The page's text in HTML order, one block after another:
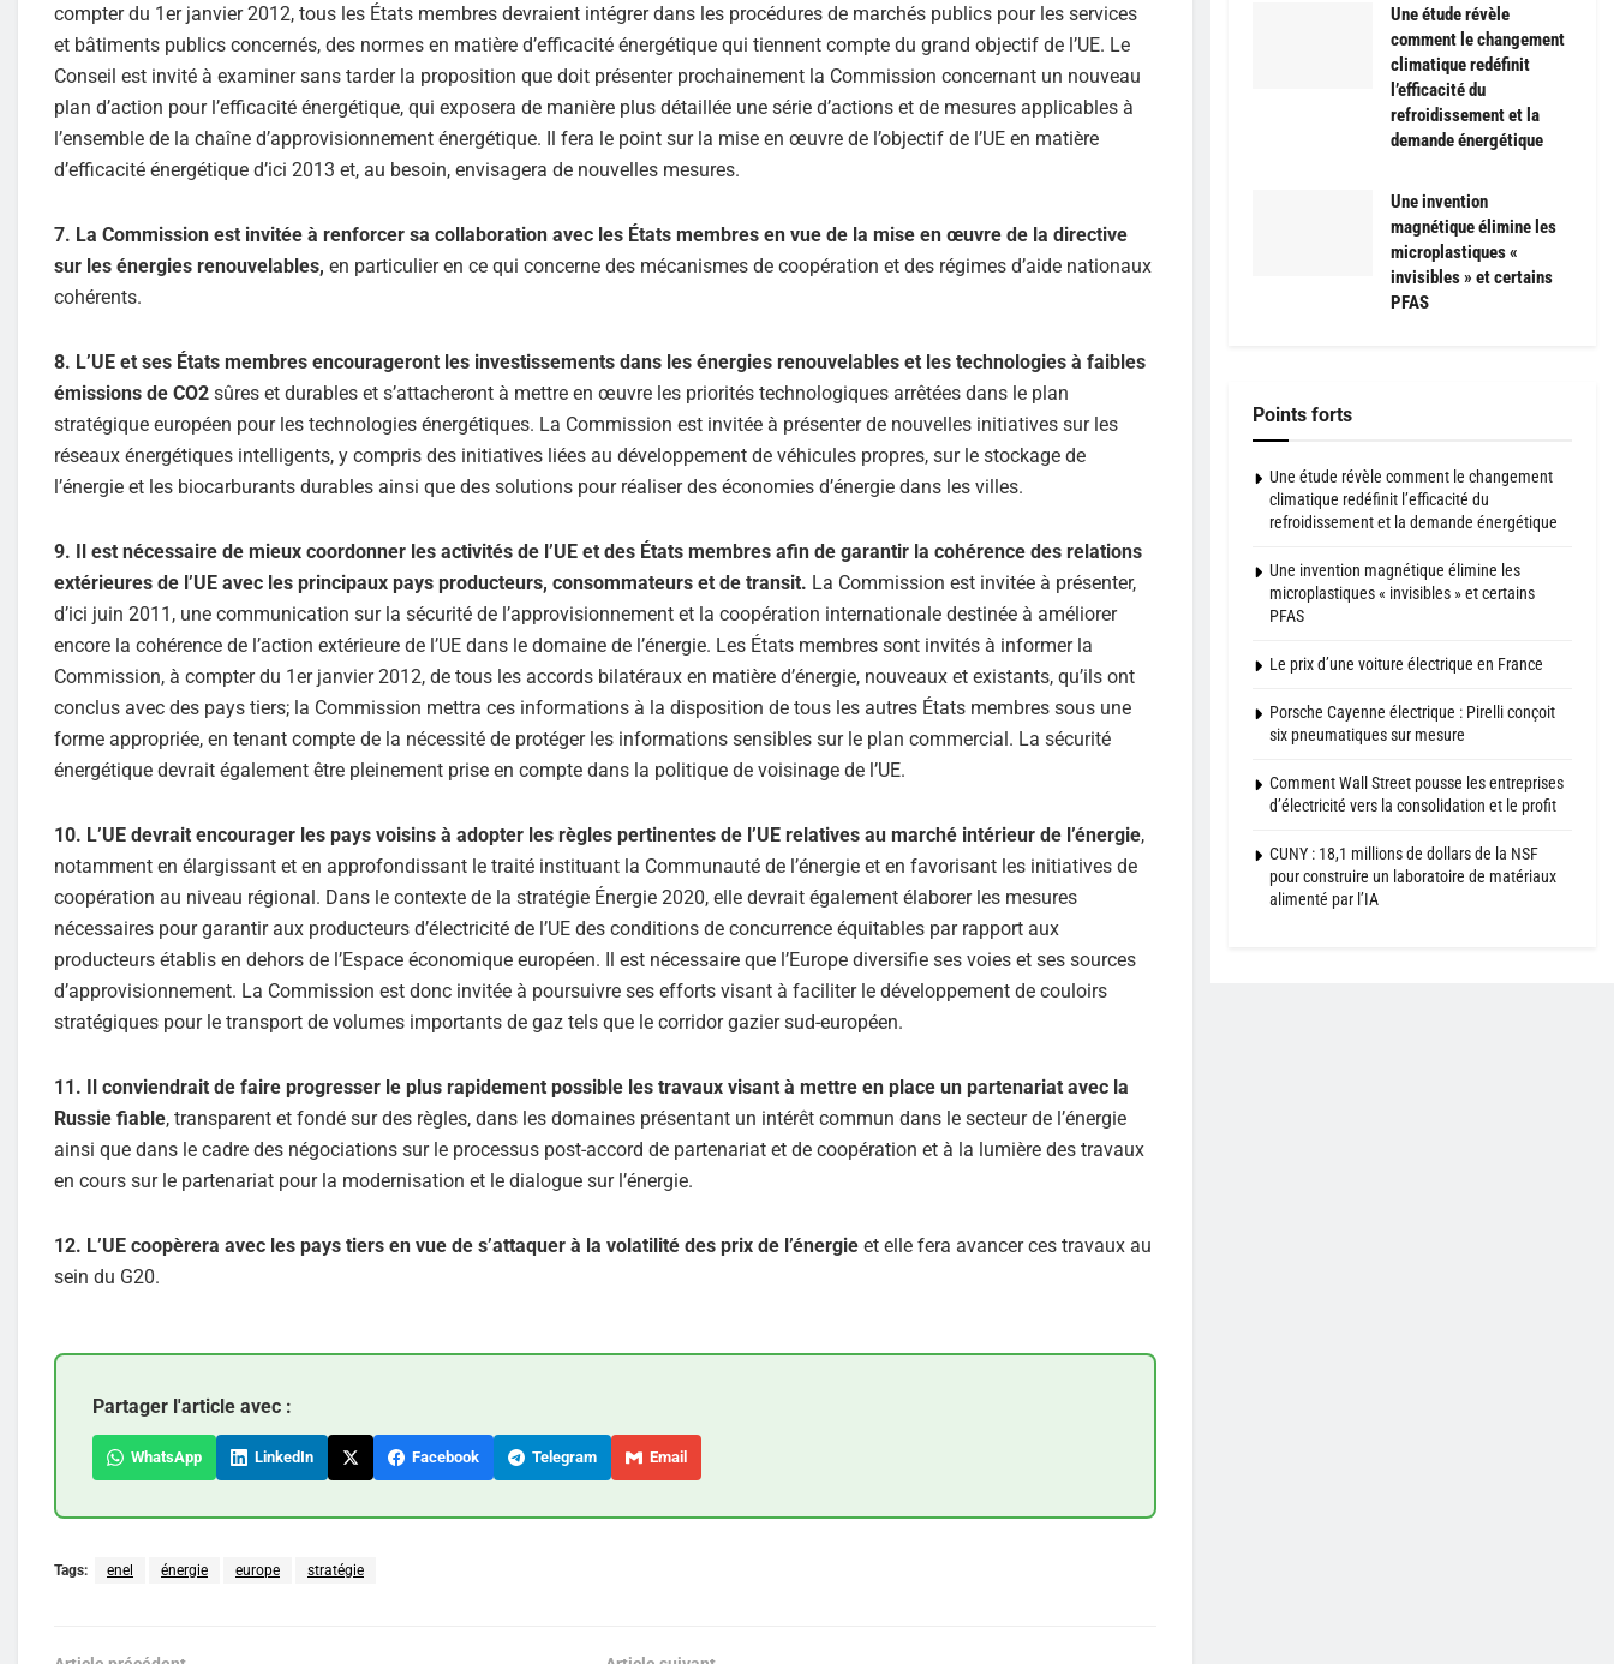
compter du 1er janvier 2012, tous les États membres devraient intégrer dans les procédures de marchés publics pour les services
et bâtiments publics concernés, des normes en matière d’efficacité énergétique qui tiennent compte du grand objectif de l’UE. Le
Conseil est invité à examiner sans tarder la proposition que doit présenter prochainement la Commission concernant un nouveau
plan d’action pour l’efficacité énergétique, qui exposera de manière plus détaillée une série d’actions et de mesures applicables à
l’ensemble de la chaîne d’approvisionnement énergétique. Il fera le point sur la mise en œuvre de l’objectif de l’UE en matière
d’efficacité énergétique d’ici 2013 et, au besoin, envisagera de nouvelles mesures.
7. La Commission est invitée à renforcer sa collaboration avec les États membres en vue de la mise en œuvre de la directive
sur les énergies renouvelables, en particulier en ce qui concerne des mécanismes de coopération et des régimes d’aide nationaux
cohérents.
8. L’UE et ses États membres encourageront les investissements dans les énergies renouvelables et les technologies à faibles
émissions de CO2 sûres et durables et s’attacheront à mettre en œuvre les priorités technologiques arrêtées dans le plan
stratégique européen pour les technologies énergétiques. La Commission est invitée à présenter de nouvelles initiatives sur les
réseaux énergétiques intelligents, y compris des initiatives liées au développement de véhicules propres, sur le stockage de
l’énergie et les biocarburants durables ainsi que des solutions pour réaliser des économies d’énergie dans les villes.
9. Il est nécessaire de mieux coordonner les activités de l’UE et des États membres afin de garantir la cohérence des relations
extérieures de l’UE avec les principaux pays producteurs, consommateurs et de transit. La Commission est invitée à présenter,
d’ici juin 2011, une communication sur la sécurité de l’approvisionnement et la coopération internationale destinée à améliorer
encore la cohérence de l’action extérieure de l’UE dans le domaine de l’énergie. Les États membres sont invités à informer la
Commission, à compter du 1er janvier 2012, de tous les accords bilatéraux en matière d’énergie, nouveaux et existants, qu’ils ont
conclus avec des pays tiers; la Commission mettra ces informations à la disposition de tous les autres États membres sous une
forme appropriée, en tenant compte de la nécessité de protéger les informations sensibles sur le plan commercial. La sécurité
énergétique devrait également être pleinement prise en compte dans la politique de voisinage de l’UE.
10. L’UE devrait encourager les pays voisins à adopter les règles pertinentes de l’UE relatives au marché intérieur de l’énergie,
notamment en élargissant et en approfondissant le traité instituant la Communauté de l’énergie et en favorisant les initiatives de
coopération au niveau régional. Dans le contexte de la stratégie Énergie 2020, elle devrait également élaborer les mesures
nécessaires pour garantir aux producteurs d’électricité de l’UE des conditions de concurrence équitables par rapport aux
producteurs établis en dehors de l’Espace économique européen. Il est nécessaire que l’Europe diversifie ses voies et ses sources
d’approvisionnement. La Commission est donc invitée à poursuivre ses efforts visant à faciliter le développement de couloirs
stratégiques pour le transport de volumes importants de gaz tels que le corridor gazier sud-européen.
11. Il conviendrait de faire progresser le plus rapidement possible les travaux visant à mettre en place un partenariat avec la
Russie fiable, transparent et fondé sur des règles, dans les domaines présentant un intérêt commun dans le secteur de l’énergie
ainsi que dans le cadre des négociations sur le processus post-accord de partenariat et de coopération et à la lumière des travaux
en cours sur le partenariat pour la modernisation et le dialogue sur l’énergie.
12. L’UE coopèrera avec les pays tiers en vue de s’attaquer à la volatilité des prix de l’énergie et elle fera avancer ces travaux au
sein du G20.
Partager l'article avec :
WhatsApp LinkedIn Facebook Telegram Email
Tags: enel énergie europe stratégie
Une étude révèle
comment le changement
climatique redéfinit
l’efficacité du
refroidissement et la
demande énergétique
Une invention
magnétique élimine les
microplastiques «
invisibles » et certains
PFAS
Points forts
Une étude révèle comment le changement
climatique redéfinit l’efficacité du
refroidissement et la demande énergétique
Une invention magnétique élimine les
microplastiques « invisibles » et certains
PFAS
Le prix d’une voiture électrique en France
Porsche Cayenne électrique : Pirelli conçoit
six pneumatiques sur mesure
Comment Wall Street pousse les entreprises
d’électricité vers la consolidation et le profit
CUNY : 18,1 millions de dollars de la NSF
pour construire un laboratoire de matériaux
alimenté par l’IA